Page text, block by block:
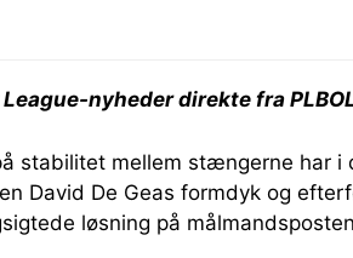
nyheder direkte fra
stabilitet mellem stængerne har
David De Geas formdyk og
løsning på